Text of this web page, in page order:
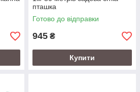
пташка
Готово до відправки
945 ₴
Купити